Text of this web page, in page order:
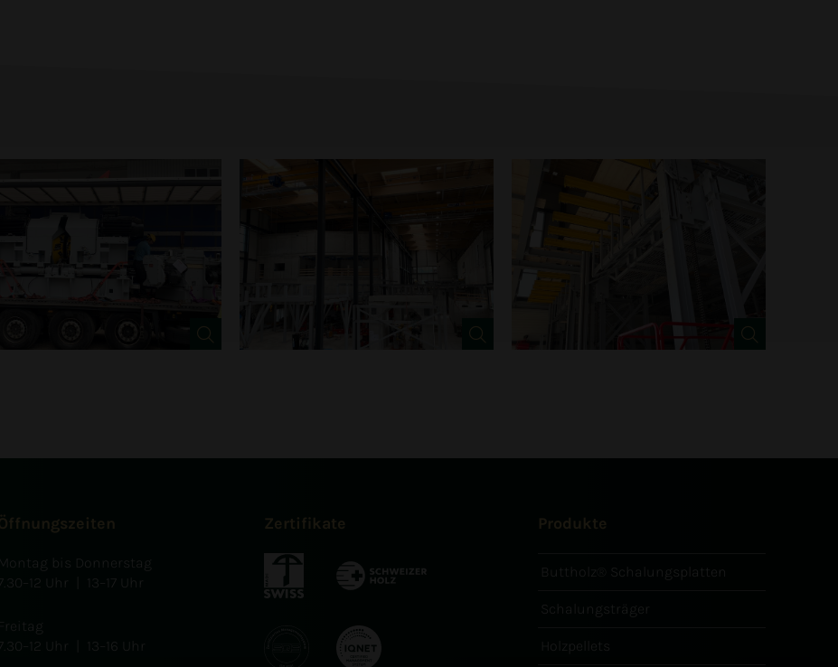
Montag bis Donnerstag
7.30–12 Uhr | 13–17 Uhr
Freitag
7.30–12 Uhr | 13–16 Uhr
Zertifikate Produkte
Buttholz® Schalungsplatten
Schalungsträger
Holzpellets